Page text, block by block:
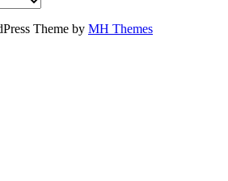
Theme by MH Themes